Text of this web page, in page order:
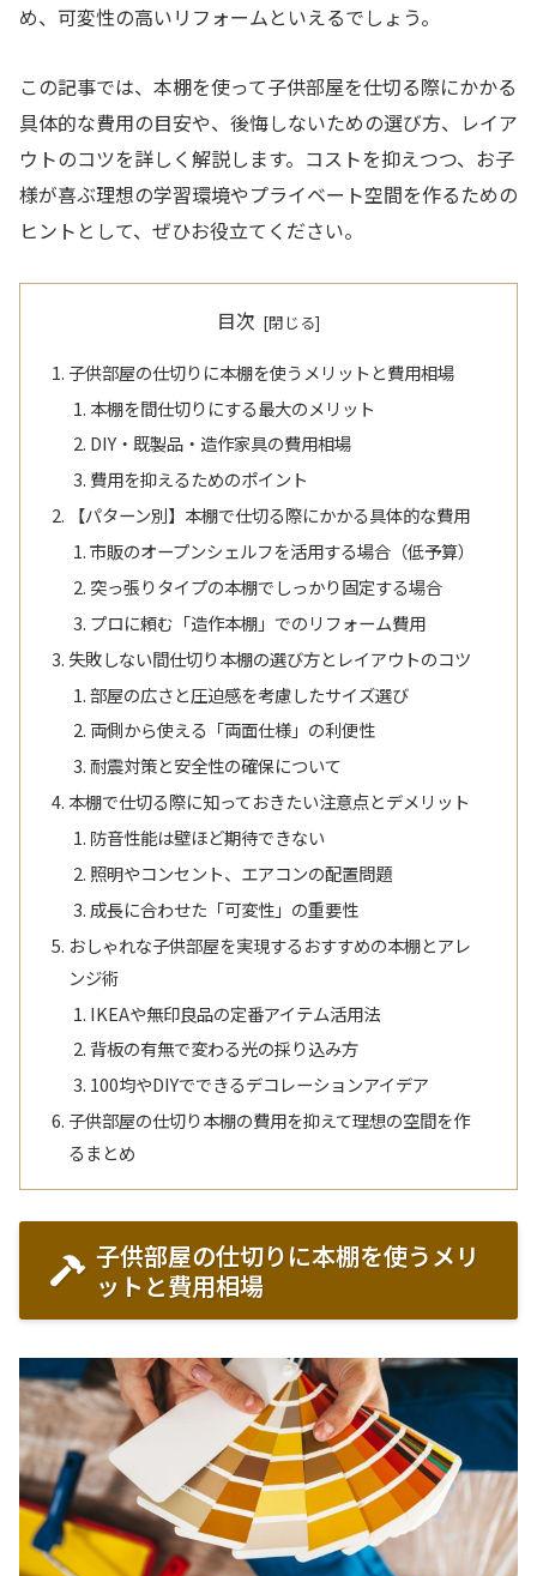
め、可変性の高いリフォームといえるでしょう。
この記事では、本棚を使って子供部屋を仕切る際にかかる
具体的な費用の目安や、後悔しないための選び方、レイア
ウトのコツを詳しく解説します。コストを抑えつつ、お子
様が喜ぶ理想の学習環境やプライベート空間を作るための
ヒントとして、ぜひお役立てください。
目次
子供部屋の仕切りに本棚を使うメリットと費用相場
本棚を間仕切りにする最大のメリット
DIY・既製品・造作家具の費用相場
費用を抑えるためのポイント
【パターン別】本棚で仕切る際にかかる具体的な費用
市販のオープンシェルフを活用する場合（低予算）
突っ張りタイプの本棚でしっかり固定する場合
プロに頼む「造作本棚」でのリフォーム費用
失敗しない間仕切り本棚の選び方とレイアウトのコツ
部屋の広さと圧迫感を考慮したサイズ選び
両側から使える「両面仕様」の利便性
耐震対策と安全性の確保について
本棚で仕切る際に知っておきたい注意点とデメリット
防音性能は壁ほど期待できない
照明やコンセント、エアコンの配置問題
成長に合わせた「可変性」の重要性
おしゃれな子供部屋を実現するおすすめの本棚とアレ
ンジ術
IKEAや無印良品の定番アイテム活用法
背板の有無で変わる光の採り込み方
100均やDIYでできるデコレーションアイデア
子供部屋の仕切り本棚の費用を抑えて理想の空間を作
るまとめ
子供部屋の仕切りに本棚を使うメリ
ットと費用相場